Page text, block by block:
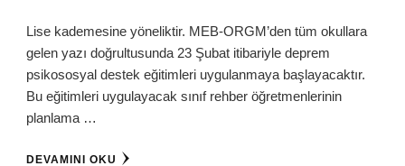
Lise kademesine yöneliktir. MEB-ORGM’den tüm okullara
gelen yazı doğrultusunda 23 Şubat itibariyle deprem
psikososyal destek eğitimleri uygulanmaya başlayacaktır.
Bu eğitimleri uygulayacak sınıf rehber öğretmenlerinin
planlama …
DEVAMINI OKU